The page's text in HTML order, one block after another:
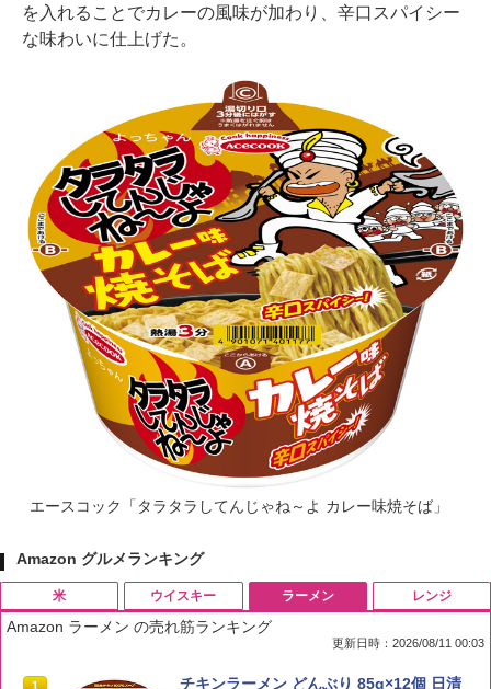
を入れることでカレーの風味が加わり、辛口スパイシー
な味わいに仕上げた。
エースコック「タラタラしてんじゃね～よ カレー味焼そば」
Amazon グルメランキング
米
1 by Amazon 国産ブレンド米 精米 5kg
ウイスキー
1
ブラックニッカ ニッカ Nikka ウィスキ
ラーメン
Amazon ラーメン の売れ筋ランキング
更新日時：2026/08/11 00:03
1
チキンラーメン どんぶり 85g×12個 日清
レンジ